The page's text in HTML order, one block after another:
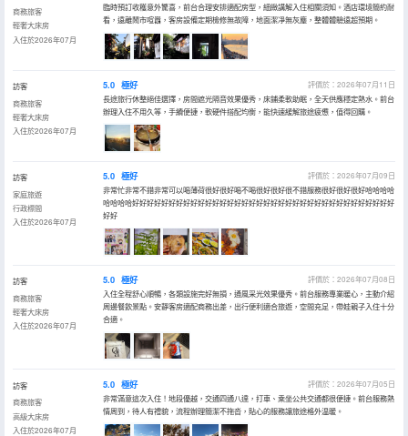
商務旅客
輕奢大床房
入住於2026年07月
臨時預訂收穫意外驚喜，前台合理安排適配房型，細緻講解入住相關須知。酒店環境簡約耐
看，遠離鬧市喧囂，客房設備定期檢修無故障，地面潔凈無灰塵，整體體驗遠超預期。
訪客
商務旅客
輕奢大床房
入住於2026年07月
5.0 極好
評價於：2026年07月11日
長途旅行休整絕佳選擇，房間遮光隔音效果優秀，床鋪柔軟助眠，全天供應穩定熱水。前台
辦理入住不用久等，手續便捷，軟硬件搭配均衡，能快速緩解旅途疲憊，值得回購。
訪客
家庭旅遊
行政標間
入住於2026年07月
5.0 極好
評價於：2026年07月09日
非常忙非常不錯非常可以喝薄荷很好很好喝不喝很好很好很不錯服務很好很好很好哈哈哈哈
哈哈哈哈好好好好好好好好好好好好好好好好好好好好好好好好好好好好好好好好好好好好
好好
訪客
商務旅客
輕奢大床房
入住於2026年07月
5.0 極好
評價於：2026年07月08日
入住全程舒心順暢，各類設施完好無損，通風采光效果優秀。前台服務專業暖心，主動介紹
周邊餐飲景點。安靜客房適配商務出差，出行便利適合旅遊，空間充足，帶娃親子入住十分
合適。
訪客
商務旅客
高級大床房
入住於2026年07月
5.0 極好
評價於：2026年07月05日
非常滿意這次入住！地段優越，交通四通八達，打車、乘坐公共交通都很便捷。前台服務熱
情周到，待人有禮貌，流程辦理簡潔不拖沓，貼心的服務讓旅途格外温暖。